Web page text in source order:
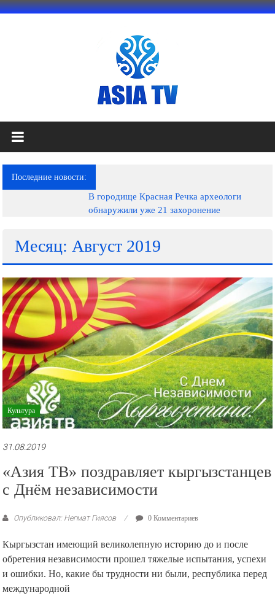
Перейти
АЗИЯ
ТВ
это
телеканал
фильмы,
рекламные
ролики
и
презентации.
Последние новости:
В городище Красная Речка археологи
обнаружили уже 21 захоронение
Месяц: Август 2019
Культура
31.08.2019
«Азия ТВ» поздравляет кыргызстанцев
с Днём независимости
Опубликовал: Негмат Гиясов 0 Комментариев
Кыргызстан имеющий великолепную историю до и после
обретения независимости прошел тяжелые испытания, успехи
и ошибки. Но, какие бы трудности ни были, республика перед​
международной